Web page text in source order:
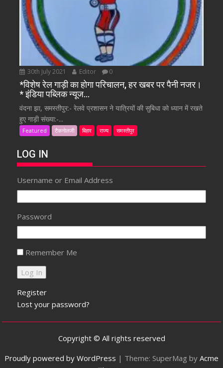
30th July 2021 Editor 0
*विशेष रेल गाड़ी का होगा परिचालन, हर खबर पर पैनी नजर।
* इंडिया पब्लिक न्यूज…
वंदना झा, समस्तीपुर:- रेलवे प्रशासन ने यात्रियों की सुबिधा को ध्यान में रखते
हुए गाड़ी संख्या:-...
Featured टैकनोलजी बिहार राज्य समस्तीपुर
LOG IN
Username or Email Address
Password
Remember Me
Register
Lost your password?
Copyright © All rights reserved
Proudly powered by WordPress | Theme: SuperMag by Acme